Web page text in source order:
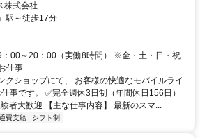
株式会社
樽井」駅～徒歩17分
：00～20：00（実働8時間） ※金・土・日・祝
仕事
クショップにて、 お客様の快適なモバイルライ
事です。 ✅完全週休3日制（年間休日156日）
者大歓迎 【主な仕事内容】 最新のスマ...
費支給 シフト制